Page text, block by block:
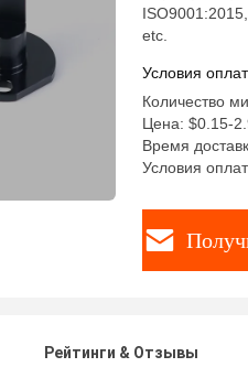
etc.
Условия
Количество
Цена: $0.15-
Время
Условия
Рейтинги & Отзывы